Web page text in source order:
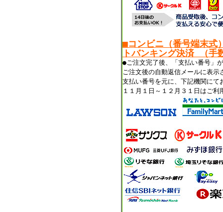
■コンビニ（番号端末式
トバンキング決済 （手
●ご注文完了後、「支払い番号」
ご注文後の自動返信メールに表示
支払い番号を元に、下記機関にて
１１月１日～１２月３１日はご利